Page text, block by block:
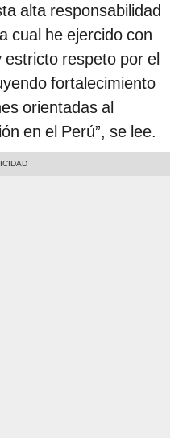
alta responsabilidad
cual he ejercido con
respeto por el
fortalecimiento
orientadas al
en el Perú”, se lee.